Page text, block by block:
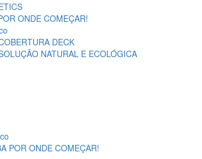
ONDE COMEÇAR!
DECK
NATURAL E ECOLÓGICA
POR ONDE COMEÇAR!